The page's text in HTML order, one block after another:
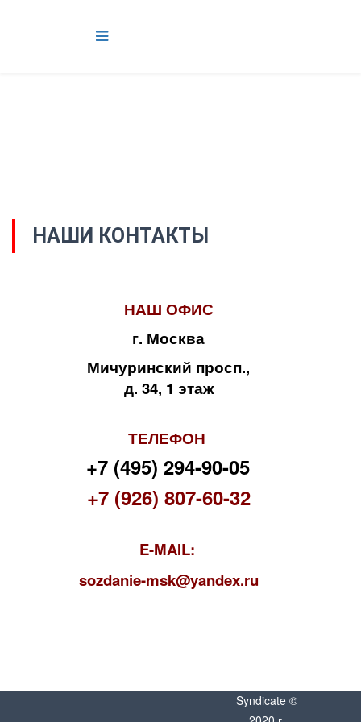
НАШИ КОНТАКТЫ
НАШ ОФИС
г. Москва
Мичуринский просп.,
д. 34, 1 этаж
ТЕЛЕФОН
+7 (495) 294-90-05
+7 (926) 807-60-32
E-MAIL:
sozdanie-msk@yandex.ru
Syndicate ©